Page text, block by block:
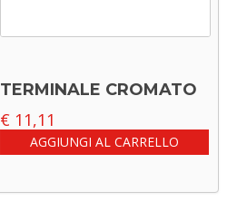
TERMINALE CROMATO
€ 11,11
AGGIUNGI AL CARRELLO